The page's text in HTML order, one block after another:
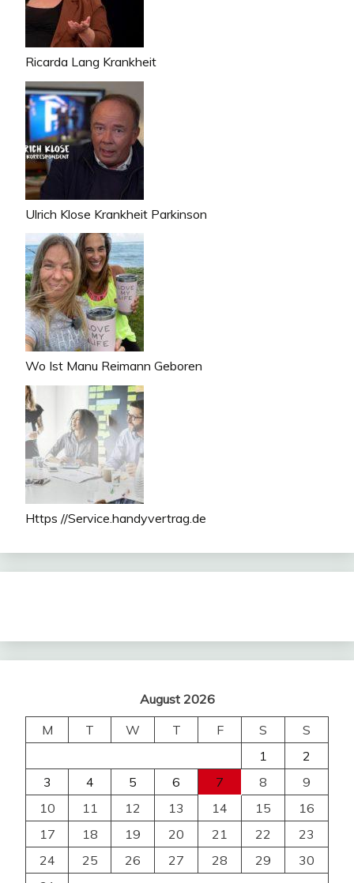
Ricarda Lang Krankheit
Ulrich Klose Krankheit Parkinson
Wo Ist Manu Reimann Geboren
Https //Service.handyvertrag.de
August 2026
M
T W T F S
S
1
2
3
4 5 6 7 8
9
10
11 12 13 14 15
16
17
18 19 20 21 22
23
24
25 26 27 28 29
30